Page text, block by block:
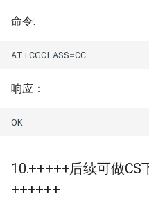
命令:
AT+CGCLASS=CC
响应：
OK
10.+++++后续可做
++++++